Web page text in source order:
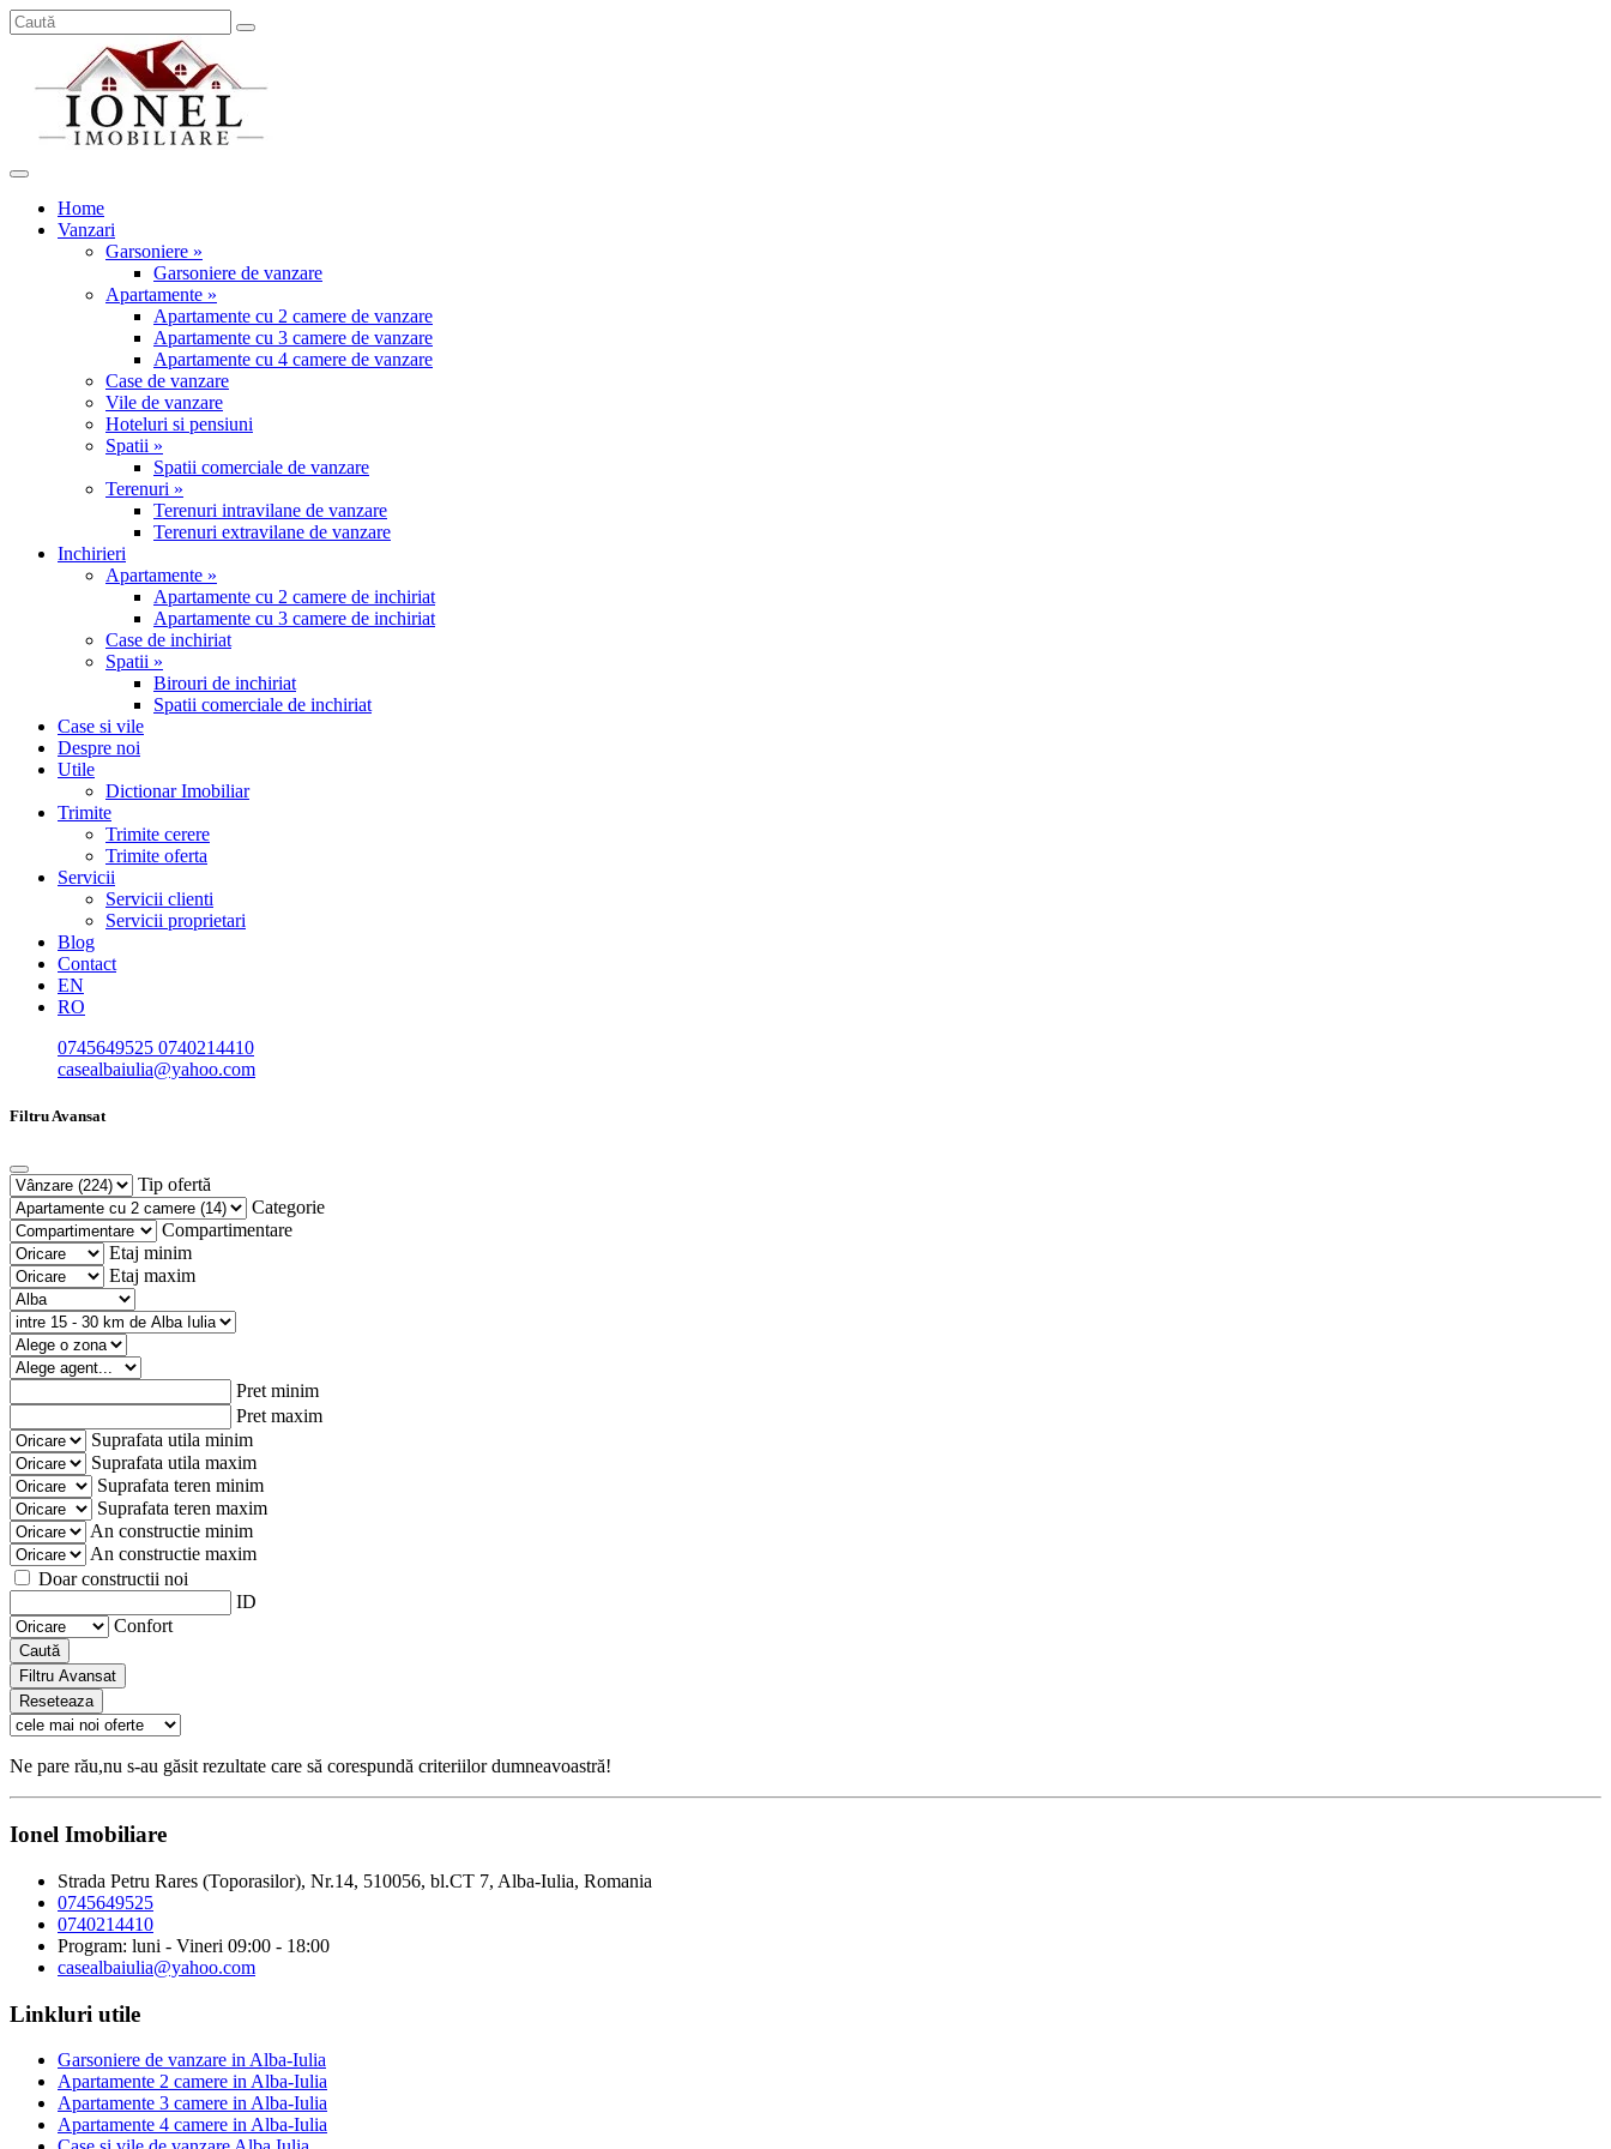
Home
Vanzari
Garsoniere »
Garsoniere de vanzare
Apartamente »
Apartamente cu 2 camere de vanzare
Apartamente cu 3 camere de vanzare
Apartamente cu 4 camere de vanzare
Case de vanzare
Vile de vanzare
Hoteluri si pensiuni
Spatii »
Spatii comerciale de vanzare
Terenuri »
Terenuri intravilane de vanzare
Terenuri extravilane de vanzare
Inchirieri
Apartamente »
Apartamente cu 2 camere de inchiriat
Apartamente cu 3 camere de inchiriat
Case de inchiriat
Spatii »
Birouri de inchiriat
Spatii comerciale de inchiriat
Case si vile
Despre noi
Utile
Dictionar Imobiliar
Trimite
Trimite cerere
Trimite oferta
Servicii
Servicii clienti
Servicii proprietari
Blog
Contact
EN
RO
0745649525 0740214410
casealbaiulia@yahoo.com
Filtru Avansat
Tip ofertă
Categorie
Compartimentare
Etaj minim
Etaj maxim
Pret minim
Pret maxim
Suprafata utila minim
Suprafata utila maxim
Suprafata teren minim
Suprafata teren maxim
An constructie minim
An constructie maxim
Doar constructii noi
ID
Confort
Caută
Filtru Avansat
Reseteaza
Ne pare rău,nu s-au găsit rezultate care să corespundă criteriilor dumneavoastră!
Ionel Imobiliare
Strada Petru Rares (Toporasilor), Nr.14, 510056, bl.CT 7, Alba-Iulia, Romania
0745649525
0740214410
Program: luni - Vineri 09:00 - 18:00
casealbaiulia@yahoo.com
Linkluri utile
Garsoniere de vanzare in Alba-Iulia
Apartamente 2 camere in Alba-Iulia
Apartamente 3 camere in Alba-Iulia
Apartamente 4 camere in Alba-Iulia